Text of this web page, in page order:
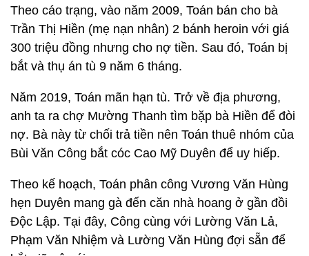
Theo cáo trạng, vào năm 2009, Toán bán cho bà
Trần Thị Hiền (mẹ nạn nhân) 2 bánh heroin với giá
300 triệu đồng nhưng cho nợ tiền. Sau đó, Toán bị
bắt và thụ án tù 9 năm 6 tháng.
Năm 2019, Toán mãn hạn tù. Trở về địa phương,
anh ta ra chợ Mường Thanh tìm bặp bà Hiền để đòi
nợ. Bà này từ chối trả tiền nên Toán thuê nhóm của
Bùi Văn Công bắt cóc Cao Mỹ Duyên để uy hiếp.
Theo kế hoạch, Toán phân công Vương Văn Hùng
hẹn Duyên mang gà đến căn nhà hoang ở gần đồi
Độc Lập. Tại đây, Công cùng với Lường Văn Lả,
Phạm Văn Nhiệm và Lường Văn Hùng đợi sẵn để